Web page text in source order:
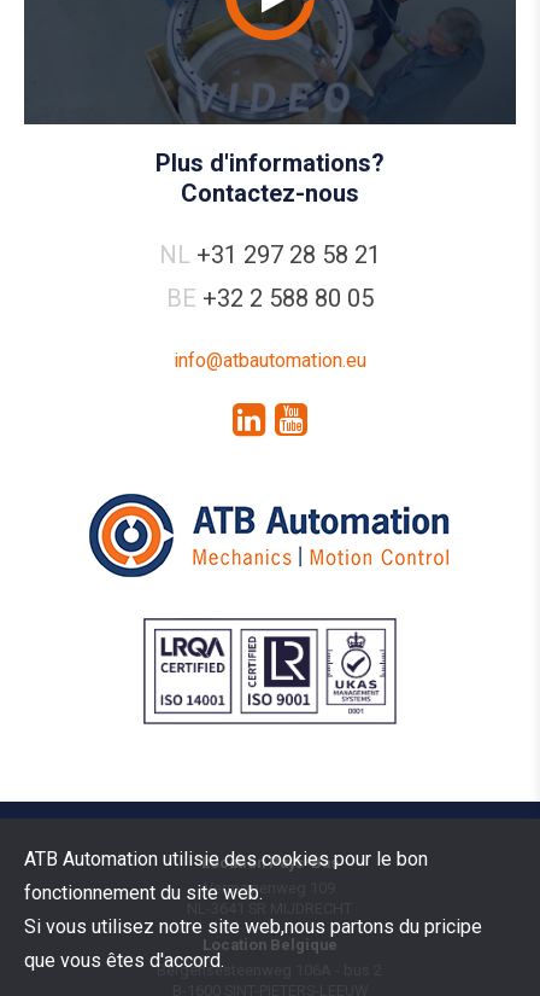
Plus d'informations?
Contactez-nous
NL +31 297 28 58 21
BE +32 2 588 80 05
info@atbautomation.eu
Location Pays-Bas
Vermogenweg 109
Location Belgique
Bergensesteenweg 106A - bus 2
ATB Automation utilisie des cookies pour le bon
fonctionnement du site web.
Si vous utilisez notre site web,nous partons du pricipe
que vous êtes d'accord.